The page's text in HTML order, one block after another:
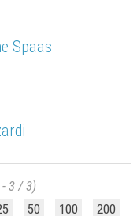
Spaas
- 3 / 3)
50 100 200